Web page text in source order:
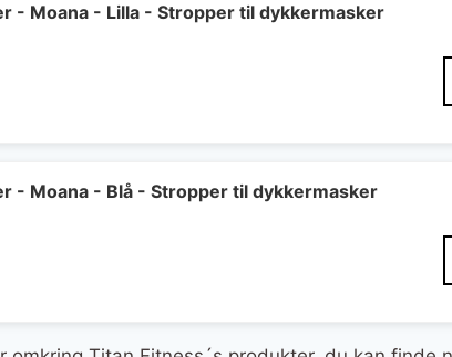
- Moana - Lilla - Stropper til dykkermasker
- Moana - Blå - Stropper til dykkermasker